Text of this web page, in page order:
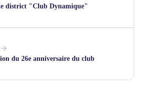
district "Club Dynamique"
du 26e anniversaire du club